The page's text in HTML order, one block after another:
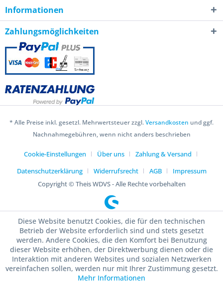
Informationen
Zahlungsmöglichkeiten
* Alle Preise inkl. gesetzl. Mehrwertsteuer zzgl.Versandkosten und ggf.
Nachnahmegebühren, wenn nicht anders beschrieben
Cookie-Einstellungen Über uns
Zahlung & Versand
Datenschutzerklärung
Widerrufsrecht AGB
Impressum
Copyright © Theis WDVS - Alle Rechte vorbehalten
Diese Website benutzt Cookies, die für den technischen
Betrieb der Website erforderlich sind und stets gesetzt
werden. Andere Cookies, die den Komfort bei Benutzung
dieser Website erhöhen, der Direktwerbung dienen oder die
Interaktion mit anderen Websites und sozialen Netzwerken
vereinfachen sollen, werden nur mit Ihrer Zustimmung gesetzt.
Mehr Informationen